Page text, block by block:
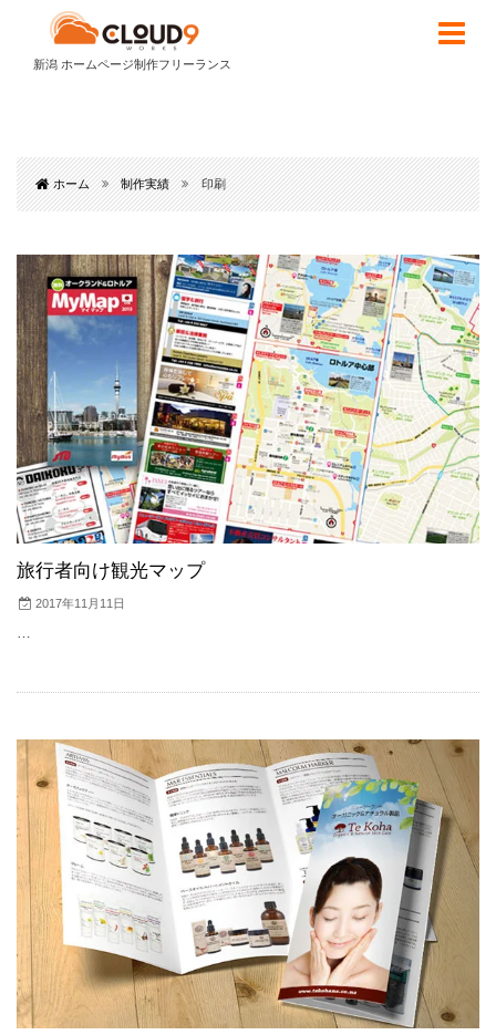
新潟 ホームページ制作フリーランス
ホーム 制作実績 印刷
旅行者向け観光マップ
2017年11月11日
…